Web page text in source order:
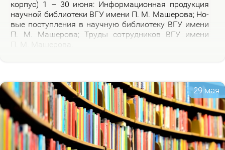
кор­пус) 1 – 30 июня: Ин­фор­ма­ци­он­ная про­дук­ция
на­уч­ной биб­лио­те­ки ВГУ име­ни П. М. Ма­ше­ро­ва; Но­
вые по­ступ­ле­ния в на­уч­ную биб­лио­те­ку ВГУ име­ни
П. М. Ма­ше­ро­ва; Тру­ды со­труд­ни­ков ВГУ име­ни
29 мая